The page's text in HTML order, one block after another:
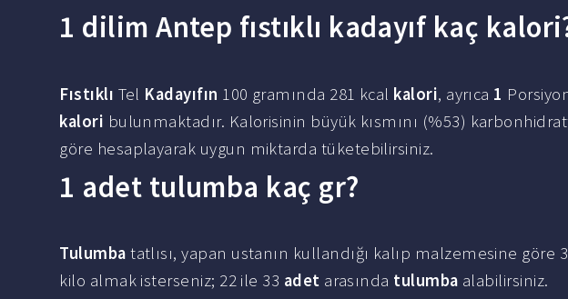
1 dilim Antep fıstıklı kadayıf kaç
Fıstıklı Tel Kadayıfın 100 gramında 281 kcal kalori, ayrıca 1
kalori bulunmaktadır. Kalorisinin büyük kısmını (%53)
göre hesaplayarak uygun miktarda tüketebilirsiniz.
1 adet tulumba kaç gr?
Tulumba tatlısı, yapan ustanın kullandığı kalıp malzemesine göre
kilo almak isterseniz; 22 ile 33 adet arasında tulumba alabilirsiniz.